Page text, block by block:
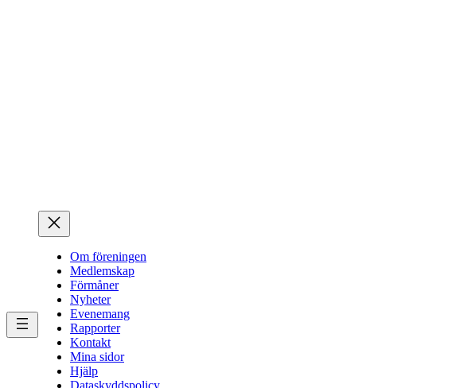
Om föreningen
Medlemskap
Förmåner
Nyheter
Evenemang
Rapporter
Kontakt
Mina sidor
Hjälp
Dataskyddspolicy